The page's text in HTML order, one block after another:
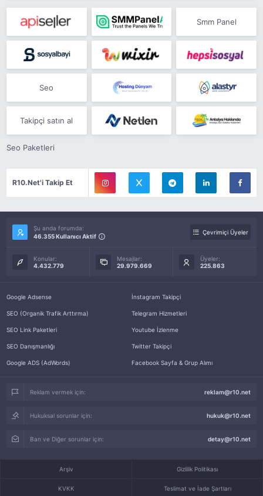
Smm Panel
Seo
Takipçi satın al
Seo Paketleri
R10.Net'i Takip Et
Şu anda forumda:
46.355 Kullanıcı Aktif
Çevrimiçi Üyeler
Konular:
4.432.779
Mesajlar:
29.979.669
Üyeler:
225.863
Google Adsense
SEO (Organik Trafik Arttırma)
SEO Link Paketleri
SEO Danışmanlığı
Google ADS (AdWords)
İnstagram Takipçi
Telegram Hizmetleri
Youtube İzlenme
Twitter Takipçi
Facebook Sayfa & Grup Alımı
Reklam vermek için: reklam@r10.net
Hukuksal sorunlar için: hukuk@r10.net
Ban ve Diğer sorunlar için: detay@r10.net
Arşiv Gizlilik Politikası
KVKK Teslimat ve İade Şartları